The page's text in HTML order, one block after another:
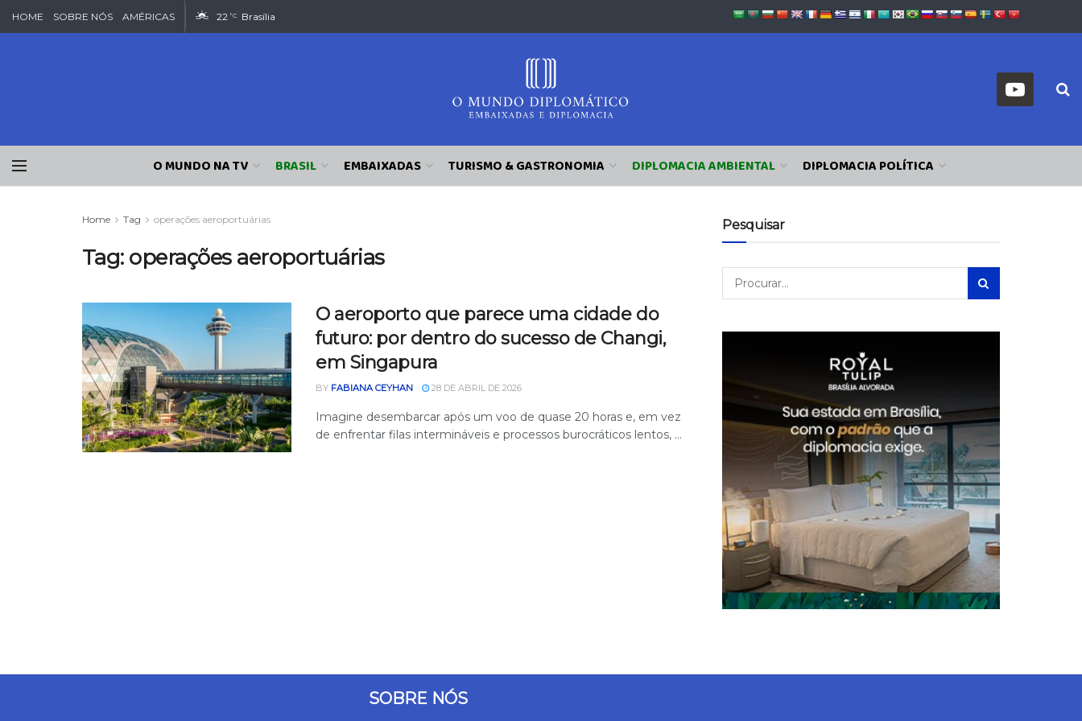
HOME SOBRE NÓS AMÉRICAS 22 °C Brasília
O MUNDO NA TV BRASIL EMBAIXADAS TURISMO & GASTRONOMIA DIPLOMACIA AMBIENTAL DIPLOMACIA POLÍTICA
Home Tag operações aeroportuárias
Tag: operações aeroportuárias
O aeroporto que parece uma cidade do
futuro: por dentro do sucesso de Changi,
em Singapura
BY FABIANA CEYHAN 28 DE ABRIL DE 2026
Imagine desembarcar após um voo de quase 20 horas e, em vez
de enfrentar filas intermináveis e processos burocráticos lentos, ...
Pesquisar
SOBRE NÓS